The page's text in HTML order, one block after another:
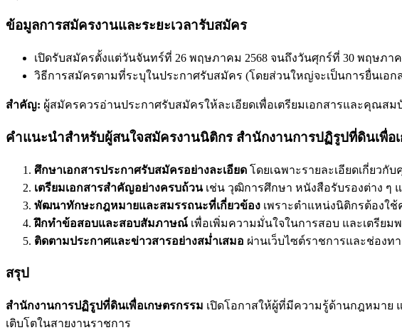
ข้อมูลการสมัครงานและระยะเวลารับสมัคร
เปิดรับสมัครตั้งแต่วันจันทร์ที่ 26 พฤษภาคม 2568 จนถึงวันศุกร์ที่ 30 พฤษภาค
วิธีการสมัครตามที่ระบุในประกาศรับสมัคร (โดยส่วนใหญ่จะเป็นการยื่นเอ
สำคัญ: ผู้สมัครควรอ่านประกาศรับสมัครให้ละเอียดเพื่อเตรียมเอกสารและคุณส
คำแนะนำสำหรับผู้สนใจสมัครงานนิติกร สำนักงานการปฏิรูปที่ดินเพื่อ
ศึกษาเอกสารประกาศรับสมัครอย่างละเอียด โดยเฉพาะรายละเอียดเกี่ยว
เตรียมเอกสารสำคัญอย่างครบถ้วนเช่น วุฒิการศึกษา หนังสือรับรองต่าง ๆ
พัฒนาทักษะกฎหมายและสมรรถนะที่เกี่ยวข้อง เพราะตำแหน่งนิติกรต้องใ
ฝึกทำข้อสอบและสอบสัมภาษณ์ เพื่อเพิ่มความมั่นใจในการสอบ และเตรียม
ติดตามประกาศและข่าวสารอย่างสม่ำเสมอ ผ่านเว็บไซต์ราชการและช่องท
สรุป
สำนักงานการปฏิรูปที่ดินเพื่อเกษตรกรรม เปิดโอกาสให้ผู้ที่มีความรู้ด้านกฎหมาย
เติบโตในสายงานราชการ